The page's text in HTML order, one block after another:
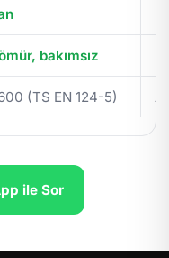
bakımsız
(TS EN 124-5)
ile Sor